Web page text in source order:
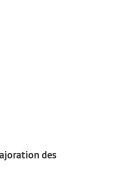
des